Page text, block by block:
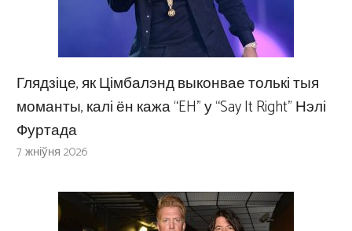
Глядзіце, як Цімбалэнд выконвае толькі тыя
моманты, калі ён кажа “EH” у “Say It Right” Нэлі
Фуртада
7 жніўня 2026